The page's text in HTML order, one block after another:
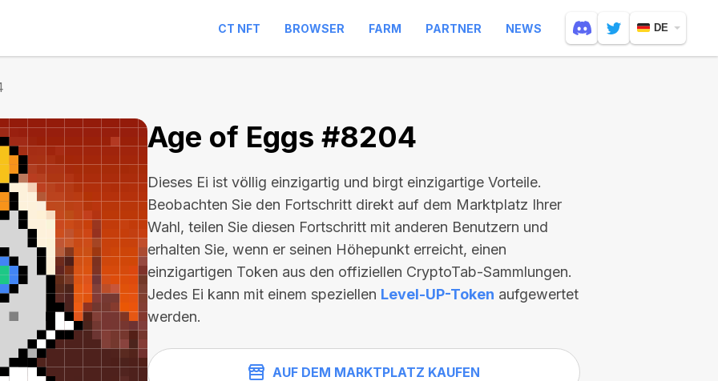
CT NFT BROWSER FARM PARTNER NEWS DE
Age of Eggs #8204
Dieses Ei ist völlig einzigartig und birgt einzigartige Vorteile.
Beobachten Sie den Fortschritt direkt auf dem Marktplatz Ihrer
Wahl, teilen Sie diesen Fortschritt mit anderen Benutzern und
erhalten Sie, wenn er seinen Höhepunkt erreicht, einen
einzigartigen Token aus den offiziellen CryptoTab-Sammlungen.
Jedes Ei kann mit einem speziellen Level-UP-Token aufgewertet
werden.
AUF DEM MARKTPLATZ KAUFEN